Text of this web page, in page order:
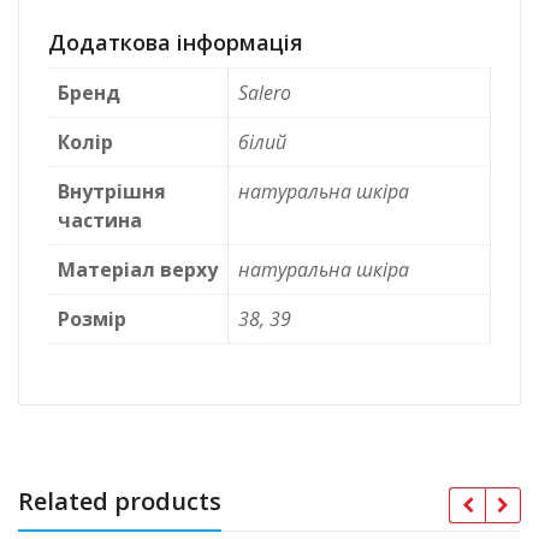
Додаткова інформація
Бренд
Salero
Колір
білий
Внутрішня
частина
натуральна шкіра
Матеріал верху
натуральна шкіра
Розмір
38, 39
Related products